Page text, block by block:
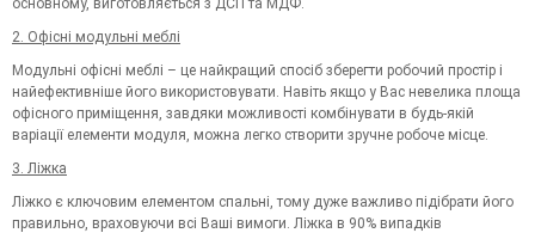
основному, виготовляється з ДСП та МДФ.
2. Офісні модульні меблі
Модульні офісні меблі – це найкращий спосіб зберегти робочий простір і
найефективніше його використовувати. Навіть якщо у Вас невелика площа
офісного приміщення, завдяки можливості комбінувати в будь-якій
варіації елементи модуля, можна легко створити зручне робоче місце.
3. Ліжка
Ліжко є ключовим елементом спальні, тому дуже важливо підібрати його
правильно, враховуючи всі Ваші вимоги. Ліжка в 90% випадків